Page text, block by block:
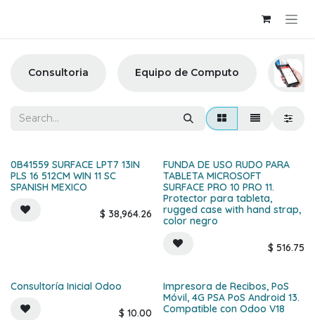
Consultoria Equipo de Computo
0B41559 SURFACE LPT7 13IN
PLS 16 512CM WIN 11 SC
SPANISH MEXICO
$ 38,964.26
FUNDA DE USO RUDO PARA
TABLETA MICROSOFT
SURFACE PRO 10 PRO 11.
Protector para tableta,
rugged case with hand strap,
color negro
$ 516.75
New!
Consultoría Inicial Odoo
$ 10.00
Impresora de Recibos, PoS
Móvil, 4G PSA PoS Android 13.
Compatible con Odoo V18